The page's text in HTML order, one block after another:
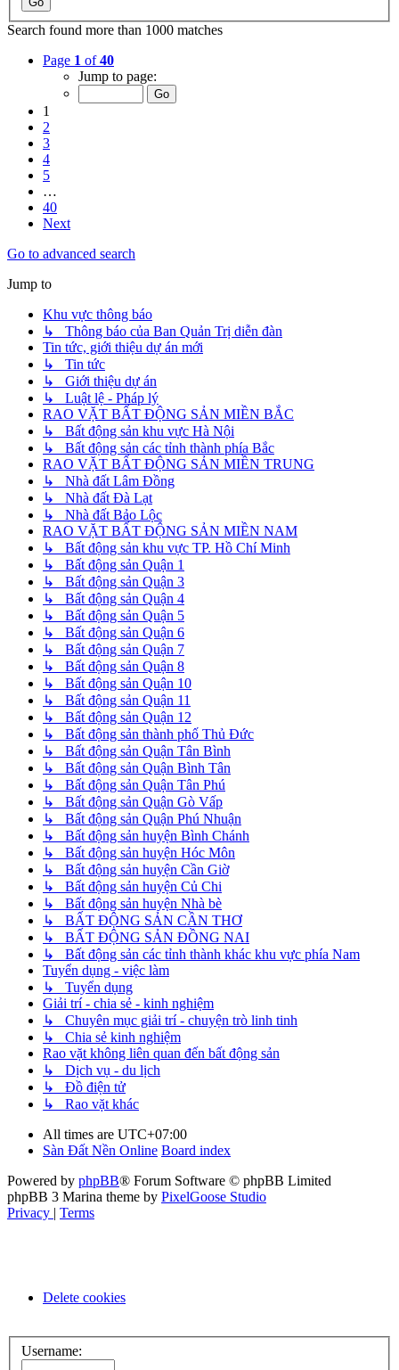
Search found more than 1000 matches
Page 1 of40
Jump to page:
1
2
3
4
5
…
40
Next
Go to advanced search
Jump to
Khu vực thông báo
↳ Thông báo của Ban Quản Trị diễn đàn
Tin tức, giới thiệu dự án mới
↳ Tin tức
↳ Giới thiệu dự án
↳ Luật lệ - Pháp lý
RAO VẶT BẤT ĐỘNG SẢN MIỀN BẮC
↳ Bất động sản khu vực Hà Nội
↳ Bất động sản các tỉnh thành phía Bắc
RAO VẶT BẤT ĐỘNG SẢN MIỀN TRUNG
↳ Nhà đất Lâm Đồng
↳ Nhà đất Đà Lạt
↳ Nhà đất Bảo Lộc
RAO VẶT BẤT ĐỘNG SẢN MIỀN NAM
↳ Bất động sản khu vực TP. Hồ Chí Minh
↳ Bất động sản Quận 1
↳ Bất động sản Quận 3
↳ Bất động sản Quận 4
↳ Bất động sản Quận 5
↳ Bất động sản Quận 6
↳ Bất động sản Quận 7
↳ Bất động sản Quận 8
↳ Bất động sản Quận 10
↳ Bất động sản Quận 11
↳ Bất động sản Quận 12
↳ Bất động sản thành phố Thủ Đức
↳ Bất động sản Quận Tân Bình
↳ Bất động sản Quận Bình Tân
↳ Bất động sản Quận Tân Phú
↳ Bất động sản Quận Gò Vấp
↳ Bất động sản Quận Phú Nhuận
↳ Bất động sản huyện Bình Chánh
↳ Bất động sản huyện Hóc Môn
↳ Bất động sản huyện Cần Giờ
↳ Bất động sản huyện Củ Chi
↳ Bất động sản huyện Nhà bè
↳ BẤT ĐỘNG SẢN CẦN THƠ
↳ BẤT ĐỘNG SẢN ĐỒNG NAI
↳ Bất động sản các tỉnh thành khác khu vực phía Nam
Tuyển dụng - việc làm
↳ Tuyển dụng
Giải trí - chia sẻ - kinh nghiệm
↳ Chuyên mục giải trí - chuyện trò linh tinh
↳ Chia sẻ kinh nghiệm
Rao vặt không liên quan đến bất động sản
↳ Dịch vụ - du lịch
↳ Đồ điện tử
↳ Rao vặt khác
All times are UTC+07:00
Sàn Đất Nền Online Board index
Powered by phpBB® Forum Software © phpBB Limited
phpBB 3 Marina theme by PixelGoose Studio
Privacy | Terms
Delete cookies
Username: